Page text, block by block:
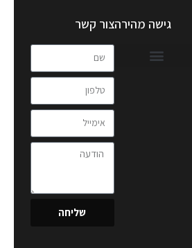
גישה מהירהצור קשר
שליחה